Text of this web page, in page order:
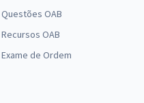
Questões OAB
Recursos OAB
Exame de Ordem